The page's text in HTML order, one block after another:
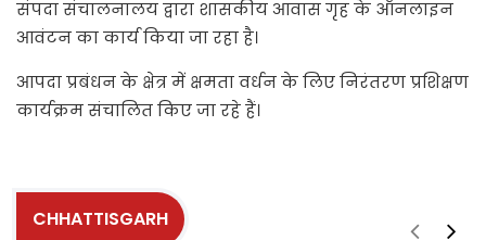
संपदा संचालनालय द्वारा शासकीय आवास गृह के ऑनलाइन
आवंटन का कार्य किया जा रहा है।
आपदा प्रबंधन के क्षेत्र में क्षमता वर्धन के लिए निरंतरण प्रशिक्षण
कार्यक्रम संचालित किए जा रहे हैं।
CHHATTISGARH